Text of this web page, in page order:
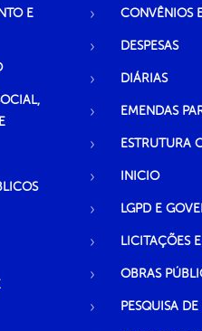
E
CONVÊNIOS
DESPESAS
DIÁRIAS
EMENDAS
ESTRUTURA
INICIO
LGPD E
LICITAÇÕES
OBRAS
PESQUISA